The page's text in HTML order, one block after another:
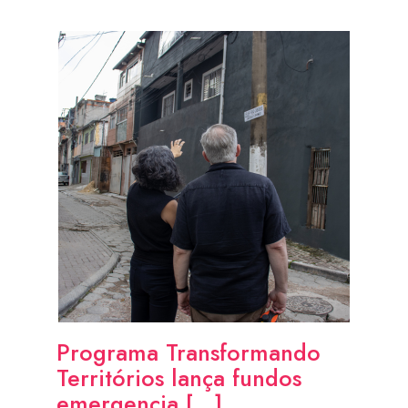
Programa Transformando
Territórios lança fundos